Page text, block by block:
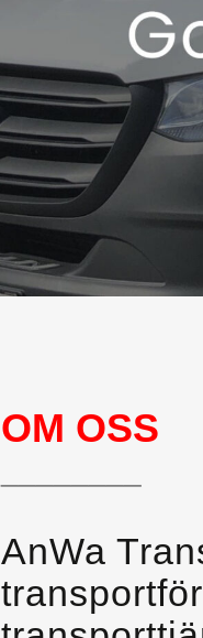
OM OSS
AnWa